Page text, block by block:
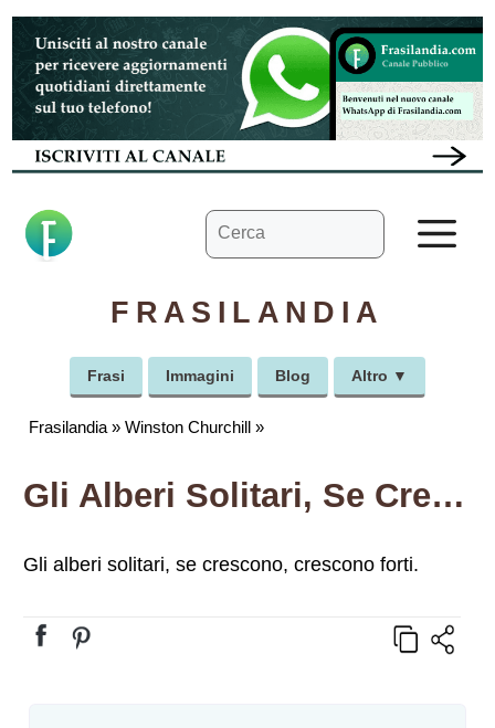
Vai
contenuto
Ricerca
per:
FRASILANDIA
Frasi Immagini Blog Altro ▼
Frasilandia »Winston Churchill »
Gli Alberi Solitari, Se Crescono, Crescono Forti.
Gli alberi solitari, se crescono, crescono forti.